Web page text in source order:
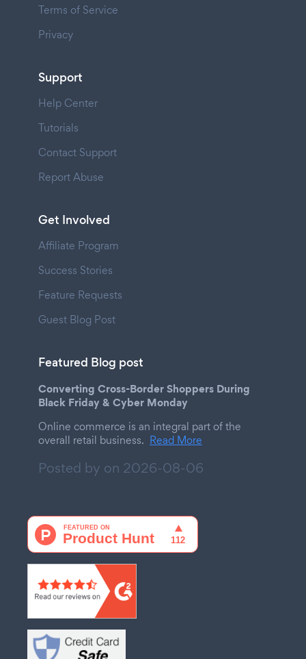
Terms of Service
Privacy
Support
Help Center
Tutorials
Contact Support
Report Abuse
Get Involved
Affiliate Program
Success Stories
Feature Requests
Guest Blog Post
Featured Blog post
Converting Cross-Border Shoppers During
Black Friday & Cyber Monday
Online commerce is an integral part of the
overall retail business. Read More
Posted by on 2026-08-06